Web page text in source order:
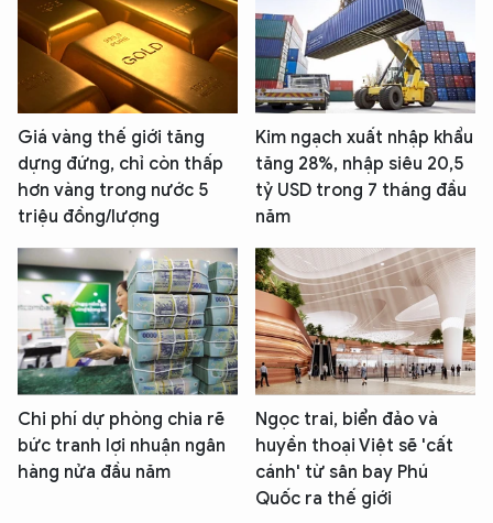
Giá vàng thế giới tăng
dựng đứng, chỉ còn thấp
hơn vàng trong nước 5
triệu đồng/lượng
Kim ngạch xuất nhập khẩu
tăng 28%, nhập siêu 20,5
tỷ USD trong 7 tháng đầu
năm
Chi phí dự phòng chia rẽ
bức tranh lợi nhuận ngân
hàng nửa đầu năm
Ngọc trai, biển đảo và
huyền thoại Việt sẽ 'cất
cánh' từ sân bay Phú
Quốc ra thế giới